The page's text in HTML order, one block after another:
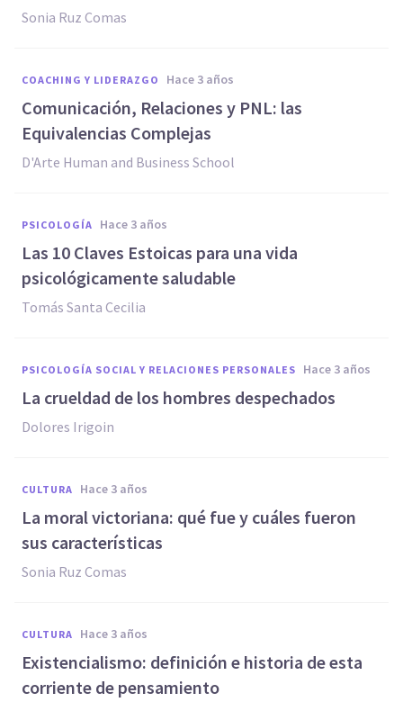
Sonia Ruz Comas
COACHING Y LIDERAZGO hace 3 años
Comunicación, Relaciones y PNL: las
Equivalencias Complejas
D'Arte Human and Business School
PSICOLOGÍA hace 3 años
Las 10 Claves Estoicas para una vida
psicológicamente saludable
Tomás Santa Cecilia
PSICOLOGÍA SOCIAL Y RELACIONES PERSONALES hace 3 años
La crueldad de los hombres despechados
Dolores Irigoin
CULTURA hace 3 años
La moral victoriana: qué fue y cuáles fueron
sus características
Sonia Ruz Comas
CULTURA hace 3 años
Existencialismo: definición e historia de esta
corriente de pensamiento